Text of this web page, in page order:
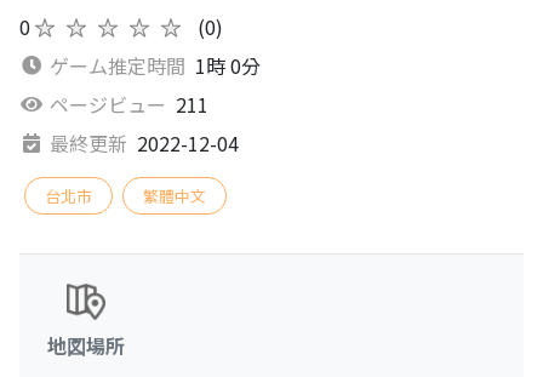
0★★★★★
(0)
ゲーム推定時間 1時 0分
ページビュー 211
最終更新 2022-12-04
台北市 繁體中文
地図場所